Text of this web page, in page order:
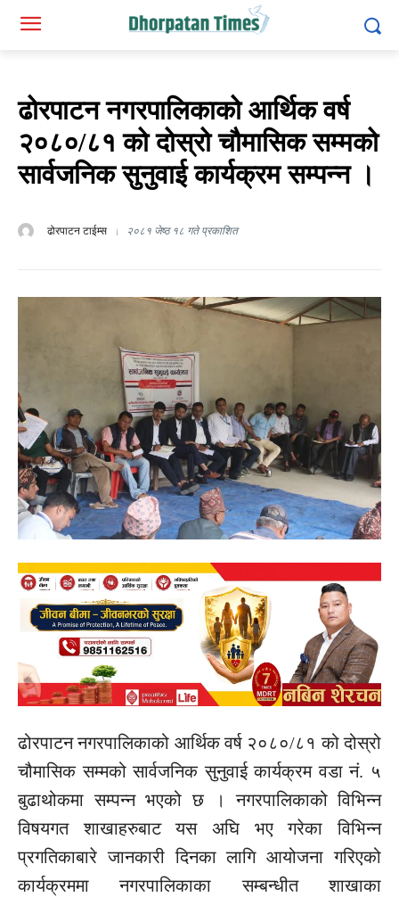
ढोरपाटन नगरपालिकाको आर्थिक वर्ष
२०८०/८१ को दोस्रो चौमासिक सम्मको
सार्वजनिक सुनुवाई कार्यक्रम सम्पन्न ।
ढोरपाटन टाईम्स २०८१ जेष्ठ १८ गते प्रकाशित
ढोरपाटन नगरपालिकाको आर्थिक वर्ष २०८०/८१ को दोस्रो
चौमासिक सम्मको सार्वजनिक सुनुवाई कार्यक्रम वडा नं. ५
बुढाथोकमा सम्पन्न भएको छ । नगरपालिकाको विभिन्न
विषयगत शाखाहरुबाट यस अघि भए गरेका विभिन्न
प्रगतिकाबारे जानकारी दिनका लागि आयोजना गरिएको
कार्यक्रममा नगरपालिकाका सम्बन्धीत शाखाका